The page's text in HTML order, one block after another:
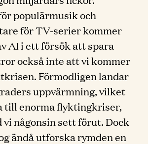
populärmusik och
för TV-serier kommer
AI i ett försök att spara
också inte att vi kommer
Förmodligen landar
uppvärmning, vilket
till enorma flyktingkriser,
vi någonsin sett förut. Dock
ändå utforska rymden en